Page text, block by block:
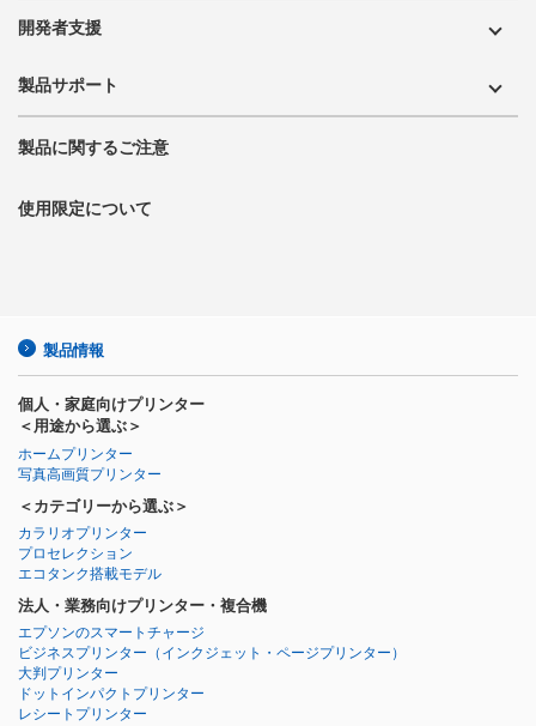
開発者支援
製品サポート
製品に関するご注意
使用限定について
製品情報
個人・家庭向けプリンター
＜用途から選ぶ＞
ホームプリンター
写真高画質プリンター
＜カテゴリーから選ぶ＞
カラリオプリンター
プロセレクション
エコタンク搭載モデル
法人・業務向けプリンター・複合機
エプソンのスマートチャージ
ビジネスプリンター （インクジェット・ページプリンター）
大判プリンター
ドットインパクトプリンター
レシートプリンター